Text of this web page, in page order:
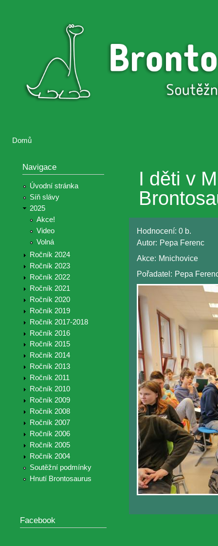
Brontosaurus
Brontosaurus
Domů
Navigace
Úvodní stránka
Síň slávy
2025
Akce!
Video
Volná
Ročník 2024
Ročník 2023
Ročník 2022
Ročník 2021
Ročník 2020
Ročník 2019
Ročník 2017-2018
Ročník 2016
Ročník 2015
Ročník 2014
Ročník 2013
Ročník 2011
Ročník 2010
Ročník 2009
Ročník 2008
Ročník 2007
Ročník 2006
Ročník 2005
Ročník 2004
Soutěžní podmínky
Hnutí Brontosaurus
Facebook
I děti v
Hodnocení: 0 b.
Autor: Pepa Ferenc
Akce: Mnichovice
Pořadatel: Pepa